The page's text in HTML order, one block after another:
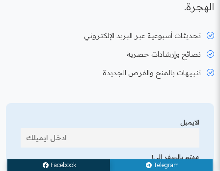
Telegram
Facebook
الهجرة.
تحديثات أسبوعية عبر البريد الإلكتروني
نصائح وإرشادات حصرية
تنبيهات بالمنح والفرص الجديدة
الايميل
مهتم بالسفر إلى!